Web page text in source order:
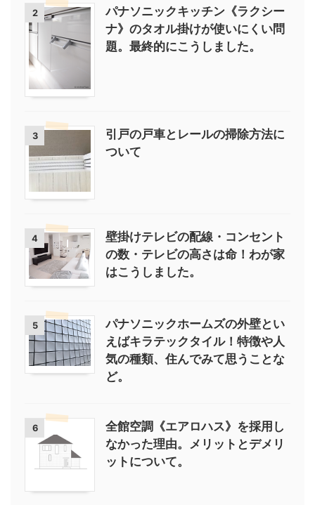
2
パナソニックキッチン《ラクシー
ナ》のタオル掛けが使いにくい問
題。最終的にこうしました。
3
引戸の戸車とレールの掃除方法に
ついて
4
壁掛けテレビの配線・コンセント
の数・テレビの高さは命！わが家
はこうしました。
5
パナソニックホームズの外壁とい
えばキラテックタイル！特徴や人
気の種類、住んでみて思うことな
ど。
6
全館空調《エアロハス》を採用し
なかった理由。メリットとデメリ
ットについて。